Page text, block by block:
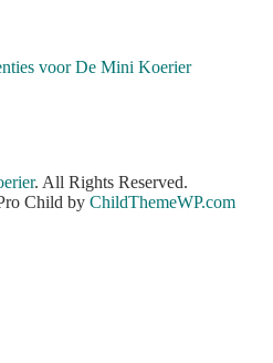
voor De Mini Koerier
. All Rights Reserved.
Child by ChildThemeWP.com